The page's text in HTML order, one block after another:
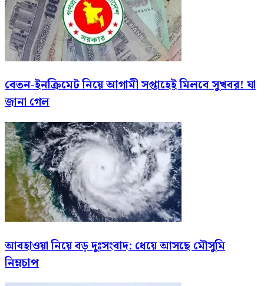
বেতন-ইনক্রিমেট নিয়ে আগামী সপ্তাহেই মিলবে সুখবর! যা
জানা গেল
আবহাওয়া নিয়ে বড় দুঃসংবাদ: ধেয়ে আসছে মৌসুমি
নিম্নচাপ